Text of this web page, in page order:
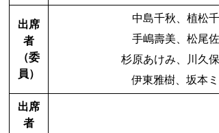
出席
者
（委
員）
中島千秋、植松
手嶋壽美、松尾
杉原あけみ、川久
伊東雅樹、
出席
者